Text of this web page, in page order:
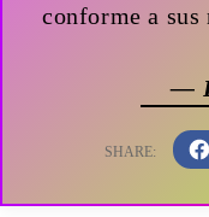
conforme a
—